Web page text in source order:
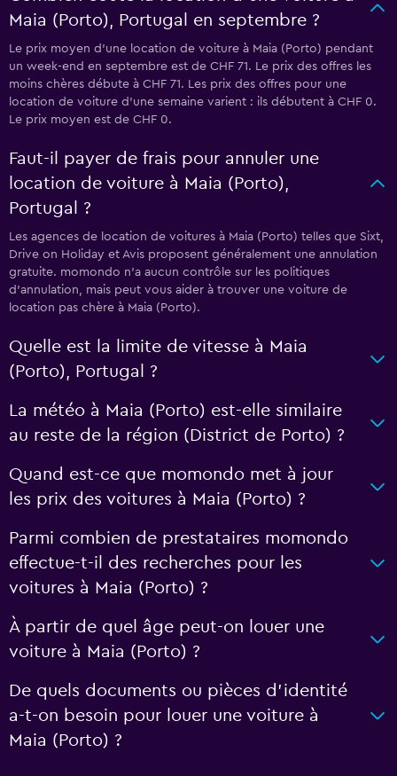
Maia (Porto), Portugal en septembre ?
Le prix moyen d’une location de voiture à Maia (Porto) pendant
un week-end en septembre est de CHF 71. Le prix des offres les
moins chères débute à CHF 71. Les prix des offres pour une
location de voiture d’une semaine varient : ils débutent à CHF 0.
Le prix moyen est de CHF 0.
Faut-il payer de frais pour annuler une
location de voiture à Maia (Porto),
Portugal ?
Les agences de location de voitures à Maia (Porto) telles que Sixt,
Drive on Holiday et Avis proposent généralement une annulation
gratuite. momondo n’a aucun contrôle sur les politiques
d’annulation, mais peut vous aider à trouver une voiture de
location pas chère à Maia (Porto).
Quelle est la limite de vitesse à Maia
(Porto), Portugal ?
La météo à Maia (Porto) est-elle similaire
au reste de la région (District de Porto) ?
Quand est-ce que momondo met à jour
les prix des voitures à Maia (Porto) ?
Parmi combien de prestataires momondo
effectue-t-il des recherches pour les
voitures à Maia (Porto) ?
À partir de quel âge peut-on louer une
voiture à Maia (Porto) ?
De quels documents ou pièces d'identité
a-t-on besoin pour louer une voiture à
Maia (Porto) ?